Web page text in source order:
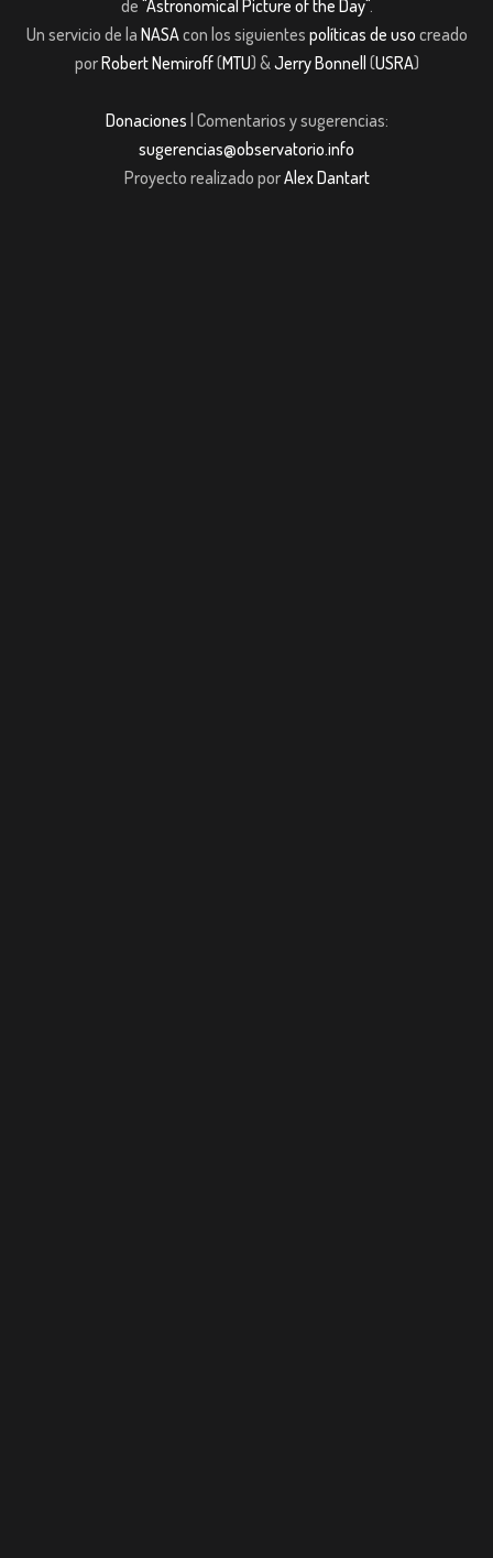
de "Astronomical Picture of the Day".
Un servicio de la NASAcon los siguientes políticas de uso creado
porRobert Nemiroff(MTU) &Jerry Bonnell (USRA)
Donaciones | Comentarios y sugerencias:
sugerencias@observatorio.info
Proyecto realizado porAlex Dantart